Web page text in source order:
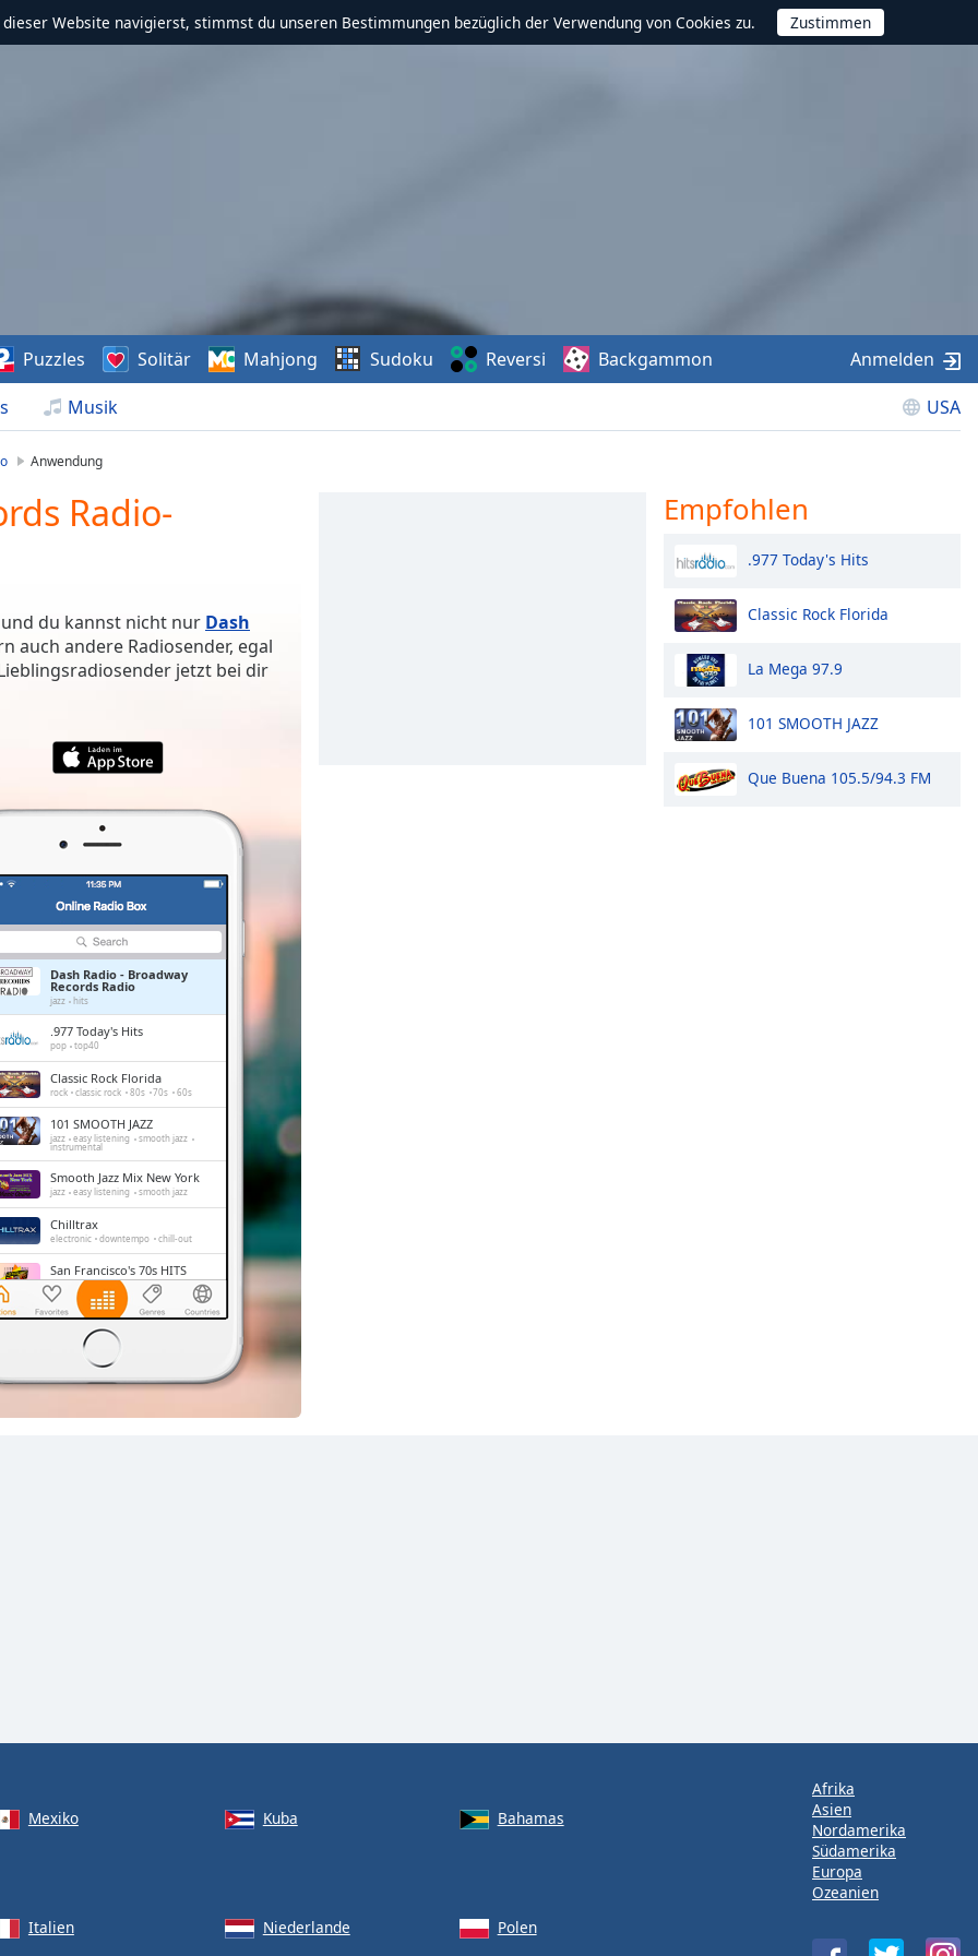
Website navigierst, stimmst du unseren Bestimmungen bezüglich der Verwendung von Cookies zu.
Musik USA
Puzzles Solitär Mahjong Sudoku Reversi Backgammon Anmelden
Anwendung
Radio-
du kannst nicht nur Dash
auch andere Radiosender, egal
jetzt bei dir
Dash Radio - Broadway
Records Radio
jazz hits
.977 Today's Hits
pop top40
Classic Rock Florida
rock classic rock 80s 70s 60s
101 SMOOTH JAZZ
jazz easy listening smooth jazz
instrumental
Smooth Jazz Mix New York
jazz easy listening smooth jazz
Chilltrax
electronic downtempo chill-out
San Francisco's 70s HITS
disco classic rock 70s hits
Side Street Radio
electronic
progressive house
Absolute Chillout
lounge downtempo easy listening
Empfohlen
.977 Today's Hits
Classic Rock Florida
La Mega 97.9
101 SMOOTH JAZZ
Que Buena 105.5/94.3 FM
Mexiko Kuba
Bahamas
Italien Niederlande Polen
Afrika
Asien
Nordamerika
Südamerika
Europa
Ozeanien